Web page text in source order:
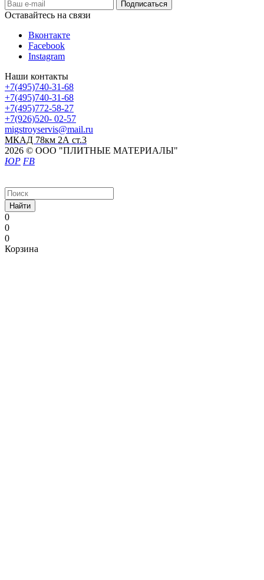
Оставайтесь на связи
Вконтакте
Facebook
Instagram
Наши контакты
+7(495)740-31-68
+7(495)740-31-68
+7(495)772-58-27
+7(926)520- 02-57
migstroyservis@mail.ru
МКАД 78км 2А ст.3
2026 © ООО "ПЛИТНЫЕ МАТЕРИАЛЫ"
ЮР FB
Найти
0
0
0
Корзина